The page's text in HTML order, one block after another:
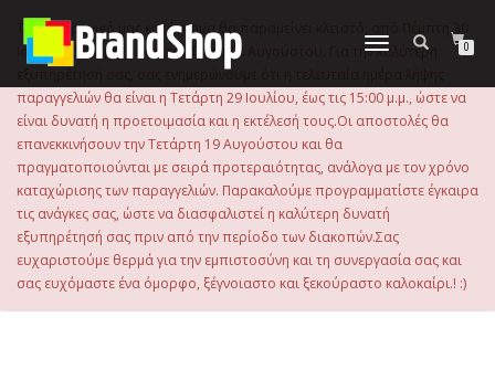
περιεχόμενο
Εναλλαγή
0
Το ηλεκτρονικό μας κατάστημα θα παραμείνει κλειστό, από Πέμπτη 30
Ιουλίου 2026 μέχρι και την Τρίτη 18 Αυγούστου. Για την καλύτερη
εξυπηρέτησή σας, σας ενημερώνουμε ότι η τελευταία ημέρα λήψης
παραγγελιών θα είναι η Τετάρτη 29 Ιουλίου, έως τις 15:00 μ.μ., ώστε να
είναι δυνατή η προετοιμασία και η εκτέλεσή τους.Οι αποστολές θα
επανεκκινήσουν την Τετάρτη 19 Αυγούστου και θα
πραγματοποιούνται με σειρά προτεραιότητας, ανάλογα με τον χρόνο
καταχώρισης των παραγγελιών. Παρακαλούμε προγραμματίστε έγκαιρα
τις ανάγκες σας, ώστε να διασφαλιστεί η καλύτερη δυνατή
εξυπηρέτησή σας πριν από την περίοδο των διακοπών.Σας
ευχαριστούμε θερμά για την εμπιστοσύνη και τη συνεργασία σας και
σας ευχόμαστε ένα όμορφο, ξέγνοιαστο και ξεκούραστο καλοκαίρι.! :)